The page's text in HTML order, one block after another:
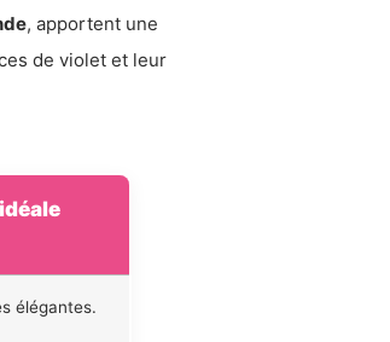
, apportent une
de violet et leur
élégantes.